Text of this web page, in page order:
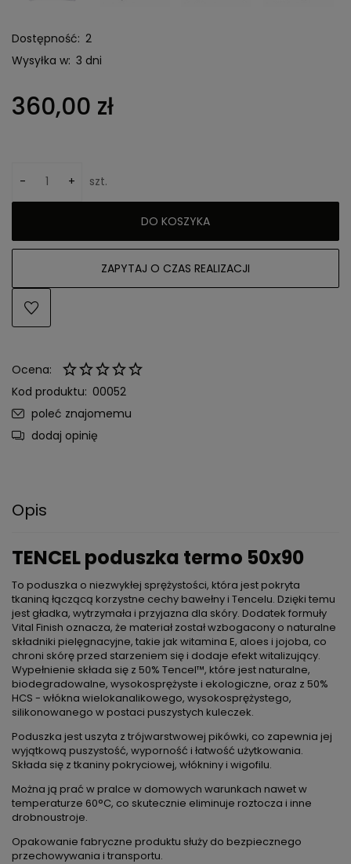
Dostępność: 2
Wysyłka w: 3 dni
360,00 zł
- + szt.
DO KOSZYKA
ZAPYTAJ O CZAS REALIZACJI
Ocena:
Kod produktu: 00052
poleć znajomemu
dodaj opinię
Opis
TENCEL poduszka termo 50x90
To poduszka o niezwykłej sprężystości, która jest pokryta
tkaniną łączącą korzystne cechy bawełny i Tencelu. Dzięki temu
jest gładka, wytrzymała i przyjazna dla skóry. Dodatek formuły
Vital Finish oznacza, że materiał został wzbogacony o naturalne
składniki pielęgnacyjne, takie jak witamina E, aloes i jojoba, co
chroni skórę przed starzeniem się i dodaje efekt witalizujący.
Wypełnienie składa się z 50% Tencel™, które jest naturalne,
biodegradowalne, wysokosprężyste i ekologiczne, oraz z 50%
HCS - włókna wielokanalikowego, wysokosprężystego,
silikonowanego w postaci puszystych kuleczek.
Poduszka jest uszyta z trójwarstwowej pikówki, co zapewnia jej
wyjątkową puszystość, wyporność i łatwość użytkowania.
Składa się z tkaniny pokryciowej, włókniny i wigofilu.
Można ją prać w pralce w domowych warunkach nawet w
temperaturze 60°C, co skutecznie eliminuje roztocza i inne
drobnoustroje.
Opakowanie fabryczne produktu służy do bezpiecznego
przechowywania i transportu.